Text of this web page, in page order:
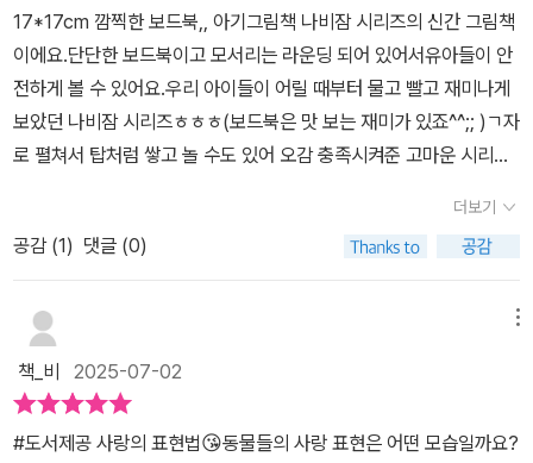
17*17cm 깜찍한 보드북,, 아기그림책 나비잠 시리즈의 신간 그림책
이에요.단단한 보드북이고 모서리는 라운딩 되어 있어서유아들이 안
전하게 볼 수 있어요.우리 아이들이 어릴 때부터 물고 빨고 재미나게
보았던 나비잠 시리즈ㅎㅎㅎ(보드북은 맛 보는 재미가 있죠^^;; )ㄱ자
로 펼쳐서 탑처럼 쌓고 놀 수도 있어 오감 충족시켜준 고마운 시리즈.
고,,의태어가 많이 나와서부비부비~~ 살랑살랑~~ 말놀이하기 좋아
요.푸른발부비새 ( Blue-footed booby )booby 가 '멍청이'라는
뜻이 있어 <푸른발얼가니새>라고도 불리는 푸른발부비새.이름이 이
상하다고 놀림받는 동물들이 개명하겠다고 나오는 그림책의 표지로
도 등장하죠ㅎㅎ몸은 흰색, 회색이라 더욱 또렷하게 보이는 푸른 발
이 매력 포인트인데요,,주로 섭취하는 먹이에 함유된 카로티노이드
색소 때문이라고 해요.푸른발부비새가 발밤발밤 걸어와부비부비 춤
을 춰요.너무 예쁜 우리말 '발밤발밤'은 한 걸음 한 걸음 천천히 걷는
더보기
공감 (1) 댓글 (0)
책_비 2025-07-02
#도서제공 사랑의 표현법😘동물들의 사랑 표현은 어떤 모습일까요?